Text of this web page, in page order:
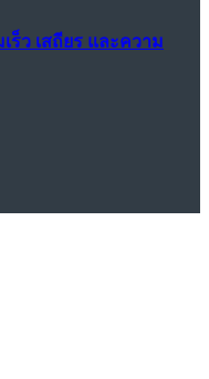
ร็ว เสถียร และความ